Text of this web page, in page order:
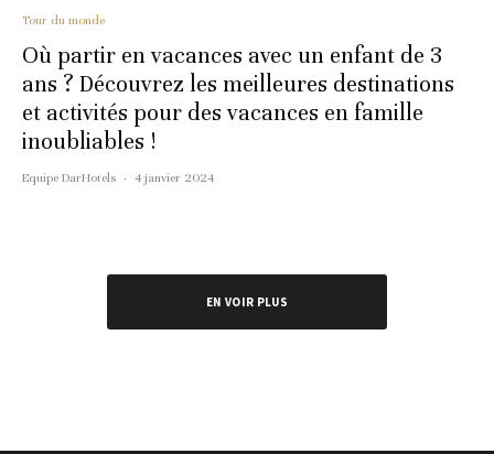
Tour du monde
Où partir en vacances avec un enfant de 3
ans ? Découvrez les meilleures destinations
et activités pour des vacances en famille
inoubliables !
Equipe DarHotels · 4 janvier 2024
EN VOIR PLUS